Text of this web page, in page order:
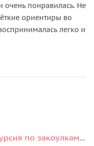
очень понравилась. Не
ориентиры во
легко и
Неподвластное времени: экскурсия по закоулкам Старого Города